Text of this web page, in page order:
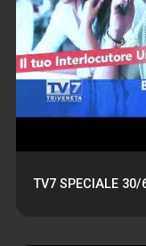
TV7 SPECIALE 30/